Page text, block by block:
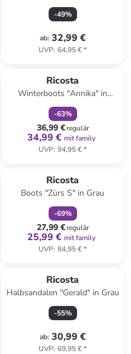
-49%
ab: 32,99 €
UVP: 64,95 €*
Ricosta
Winterboots "Annika" in
Dunkelblau/ Rosa
-63%
36,99 €regulär
34,99 € mit family
UVP: 94,95 €*
Ricosta
Boots "Zürs S" in Grau
-69%
27,99 €regulär
25,99 € mit family
UVP: 84,95 €*
Ricosta
Halbsandalen "Gerald" in Grau
-55%
ab: 30,99 €
UVP: 69,95 €*